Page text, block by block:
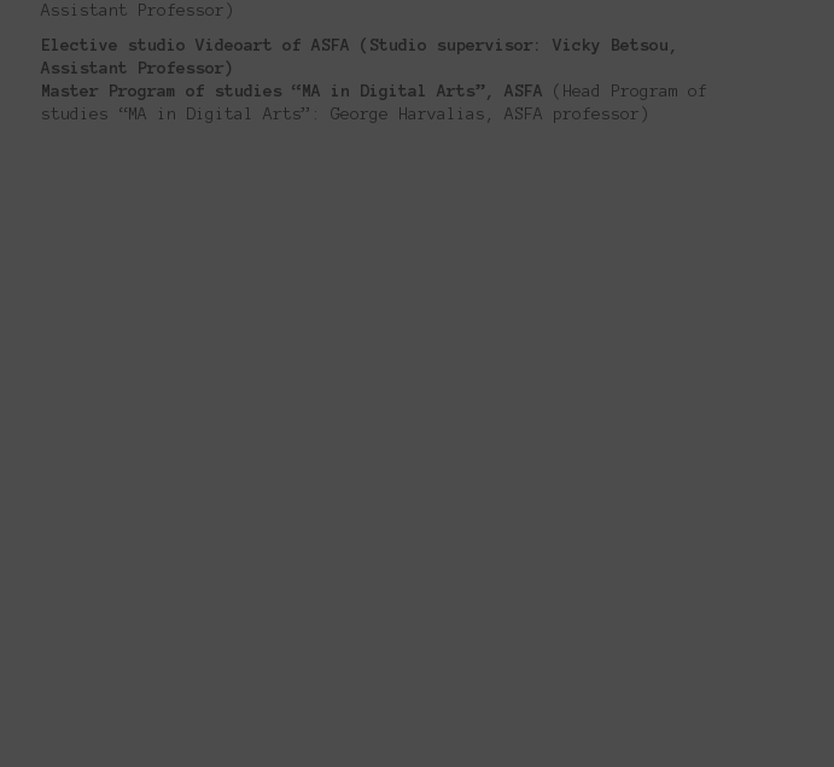
Assistant Professor)
Elective studio Videoart of ASFA (Studio supervisor: Vicky Betsou,
Assistant Professor)
Master Program of studies “MA in Digital Arts”, ASFA (Head Program of
studies “MA in Digital Arts”: George Harvalias, ASFA professor)